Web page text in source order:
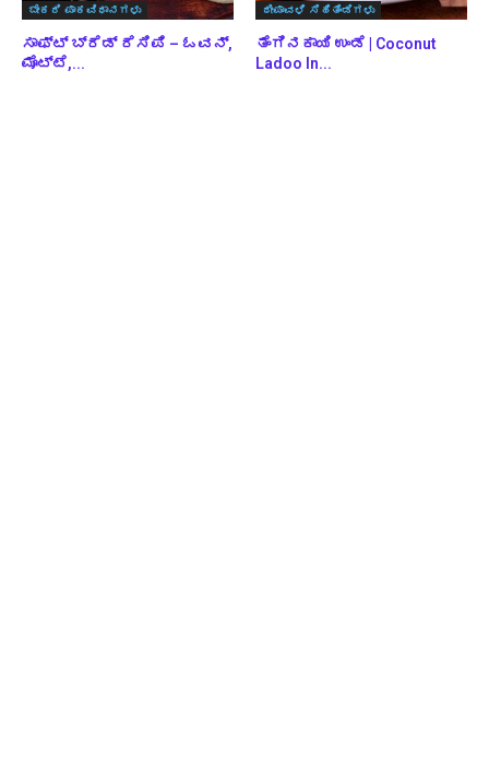
ಬೇಕರಿ ಪಾಕವಿಧಾನಗಳು
ಸಾಫ್ಟ್ ಬ್ರೆಡ್ ರೆಸಿಪಿ – ಓವನ್,
ಮೊಟ್ಟೆ,...
ದೀಪಾವಳಿ ಸಿಹಿತಿಂಡಿಗಳು
ತೆಂಗಿನಕಾಯಿ ಉಂಡೆ | Coconut
Ladoo In...